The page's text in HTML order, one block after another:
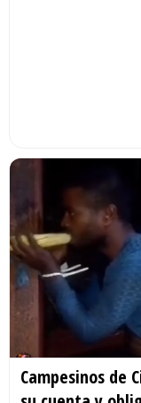
Campesinos de